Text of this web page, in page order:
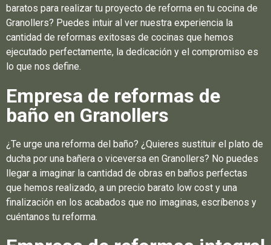
baratos para realizar tu proyecto de reforma en tu cocina de
Granollers? Puedes intuir al ver nuestra experiencia la
cantidad de reformas exitosas de cocinas que hemos
ejecutado perfectamente, la dedicación y el compromiso es
lo que nos define.
Empresa de reformas de
baño en Granollers
¿Te urge una reforma del baño? ¿Quieres sustituir el plato de
ducha por una bañera o viceversa en Granollers? No puedes
llegar a imaginar la cantidad de obras en baños perfectas
que hemos realizado, a un precio barato low cost y una
finalización en los acabados que no imaginas, escríbenos y
cuéntanos tu reforma.